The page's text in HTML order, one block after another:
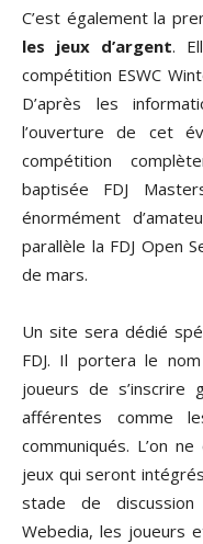
C’est également la
les jeux d’argent.
compétition ESWC
D’après les
l’ouverture de cet
compétition
baptisée FDJ
énormément
parallèle la FDJ Open
de mars.
Un site sera dédié
FDJ. Il portera le
joueurs de s’inscrire
afférentes comme
communiqués. L’on
jeux qui seront
stade de discussion
Webedia, les joueurs